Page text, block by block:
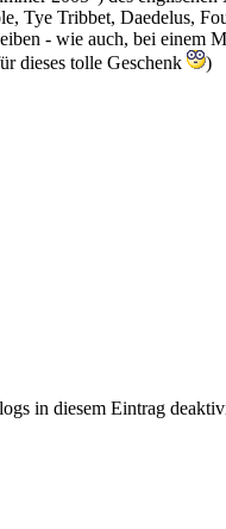
Tye Tribbet, Daedelus,
- wie auch, bei einem
dieses tolle Geschenk
)
in diesem Eintrag